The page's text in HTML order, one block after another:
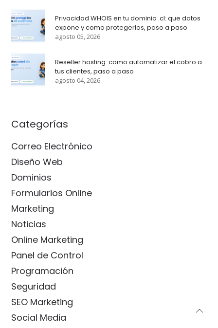
Privacidad WHOIS en tu dominio .cl: que datos
expone y como protegerlos, paso a paso
agosto 05, 2026
Reseller hosting: como automatizar el cobro a
tus clientes, paso a paso
agosto 04, 2026
Categorías
Correo Electrónico
Diseño Web
Dominios
Formularios Online
Marketing
Noticias
Online Marketing
Panel de Control
Programación
Seguridad
SEO Marketing
Social Media